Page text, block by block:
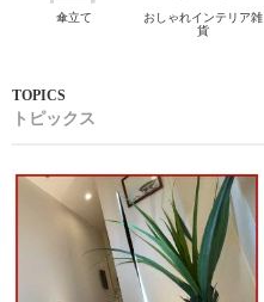
傘立て
おしゃれインテリア雑
貨
トピックス